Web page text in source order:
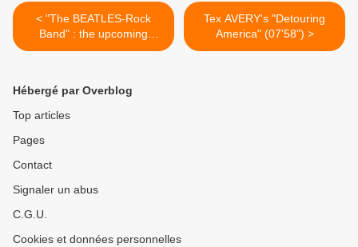
< "The BEATLES-Rock
Band" : the upcoming
VIDEOGAME...
Tex AVERY's "Detouring
America" (07'58") >
Hébergé par Overblog
Top articles
Pages
Contact
Signaler un abus
C.G.U.
Cookies et données personnelles